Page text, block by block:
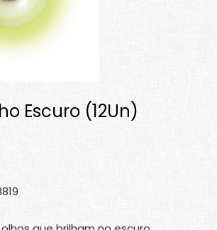
Escuro (12Un)